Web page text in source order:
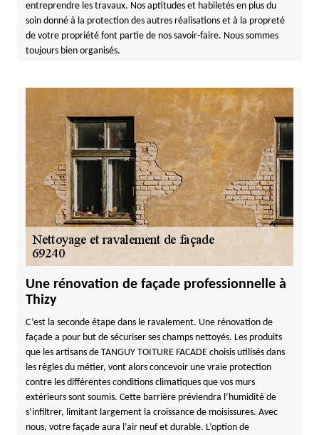
entreprendre les travaux. Nos aptitudes et habiletés en plus du
soin donné à la protection des autres réalisations et à la propreté
de votre propriété font partie de nos savoir-faire. Nous sommes
toujours bien organisés.
Une rénovation de façade professionnelle à
Thizy
C’est la seconde étape dans le ravalement. Une rénovation de
façade a pour but de sécuriser ses champs nettoyés. Les produits
que les artisans de TANGUY TOITURE FACADE choisis utilisés dans
les règles du métier, vont alors concevoir une vraie protection
contre les différentes conditions climatiques que vos murs
extérieurs sont soumis. Cette barrière préviendra l’humidité de
s’infiltrer, limitant largement la croissance de moisissures. Avec
nous, votre façade aura l’air neuf et durable. L’option de